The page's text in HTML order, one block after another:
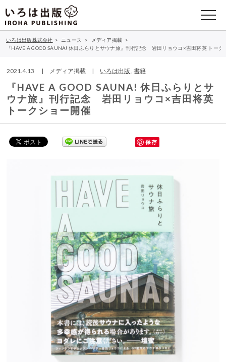
いろは出版株式会社 > ニュース > メディア掲載 >
『HAVE A GOOD SAUNA! 休日ふらりとサウナ旅』刊行記念 岩田リョウコ×吉田将英 トーク
2021.4.13 | メディア掲載 | いろは出版 ,書籍
『HAVE A GOOD SAUNA! 休日ふらりとサ
ウナ旅』刊行記念 岩田リョウコ×吉田将英
トークショー開催
保存